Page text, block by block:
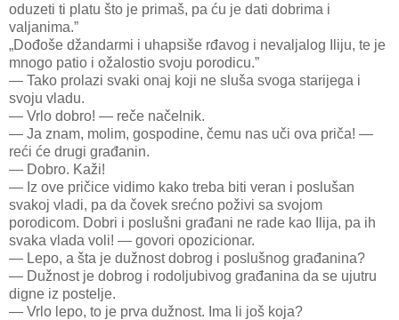
oduzeti ti platu što je primaš, pa ću je dati dobrima i
valjanima.”
„Dođoše džandarmi i uhapsiše rđavog i nevaljalog Iliju, te je
mnogo patio i ožalostio svoju porodicu.”
— Tako prolazi svaki onaj koji ne sluša svoga starijega i
svoju vladu.
— Vrlo dobro! — reče načelnik.
— Ja znam, molim, gospodine, čemu nas uči ova priča! —
reći će drugi građanin.
— Dobro. Kaži!
— Iz ove pričice vidimo kako treba biti veran i poslušan
svakoj vladi, pa da čovek srećno poživi sa svojom
porodicom. Dobri i poslušni građani ne rade kao Ilija, pa ih
svaka vlada voli! — govori opozicionar.
— Lepo, a šta je dužnost dobrog i poslušnog građanina?
— Dužnost je dobrog i rodoljubivog građanina da se ujutru
digne iz postelje.
— Vrlo lepo, to je prva dužnost. Ima li još koja?